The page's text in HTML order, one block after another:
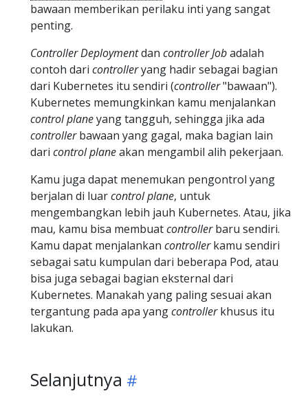
bawaan memberikan perilaku inti yang sangat
penting.
Controller Deploymentdan controller Jobadalah
contoh dari controlleryang hadir sebagai bagian
dari Kubernetes itu sendiri (controller"bawaan").
Kubernetes memungkinkan kamu menjalankan
control planeyang tangguh, sehingga jika ada
controllerbawaan yang gagal, maka bagian lain
dari control planeakan mengambil alih pekerjaan.
Kamu juga dapat menemukan pengontrol yang
berjalan di luarcontrol plane, untuk
mengembangkan lebih jauh Kubernetes. Atau, jika
mau, kamu bisa membuatcontrollerbaru sendiri.
Kamu dapat menjalankan controllerkamu sendiri
sebagai satu kumpulan dari beberapa Pod, atau
bisa juga sebagai bagian eksternal dari
Kubernetes. Manakah yang paling sesuai akan
tergantung pada apa yangcontrollerkhusus itu
lakukan.
Selanjutnya